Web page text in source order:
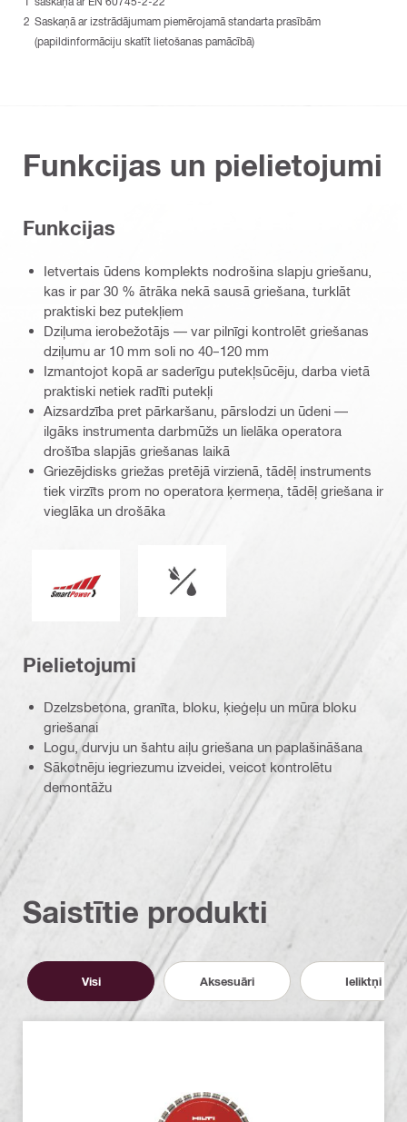
Saskaņā ar izstrādājumam piemērojamā standarta prasībām
(papildinformāciju skatīt lietošanas pamācībā)
Funkcijas un pielietojumi
Funkcijas
Ietvertais ūdens komplekts nodrošina slapju griešanu,
kas ir par 30 % ātrāka nekā sausā griešana, turklāt
praktiski bez putekļiem
Dziļuma ierobežotājs — var pilnīgi kontrolēt griešanas
dziļumu ar 10 mm soli no 40–120 mm
Izmantojot kopā ar saderīgu putekļsūcēju, darba vietā
praktiski netiek radīti putekļi
Aizsardzība pret pārkaršanu, pārslodzi un ūdeni —
ilgāks instrumenta darbmūžs un lielāka operatora
drošība slapjās griešanas laikā
Griezējdisks griežas pretējā virzienā, tādēļ instruments
tiek virzīts prom no operatora ķermeņa, tādēļ griešana ir
vieglāka un drošāka
Pielietojumi
Dzelzsbetona, granīta, bloku, ķieģeļu un mūra bloku
griešanai
Logu, durvju un šahtu aiļu griešana un paplašināšana
Sākotnēju iegriezumu izveidei, veicot kontrolētu
demontāžu
Saistītie produkti
Visi Aksesuāri Ieliktņi